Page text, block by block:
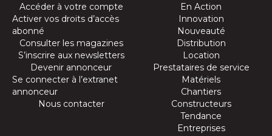
Accéder à votre compte
Activer vos droits d’accès
abonné
Consulter les magazines
S’inscrire aux newsletters
Devenir annonceur
Se connecter à l’extranet
annonceur
Nous contacter
En Action
Innovation
Nouveauté
Distribution
Location
Prestataires de service
Matériels
Chantiers
Constructeurs
Tendance
Entreprises